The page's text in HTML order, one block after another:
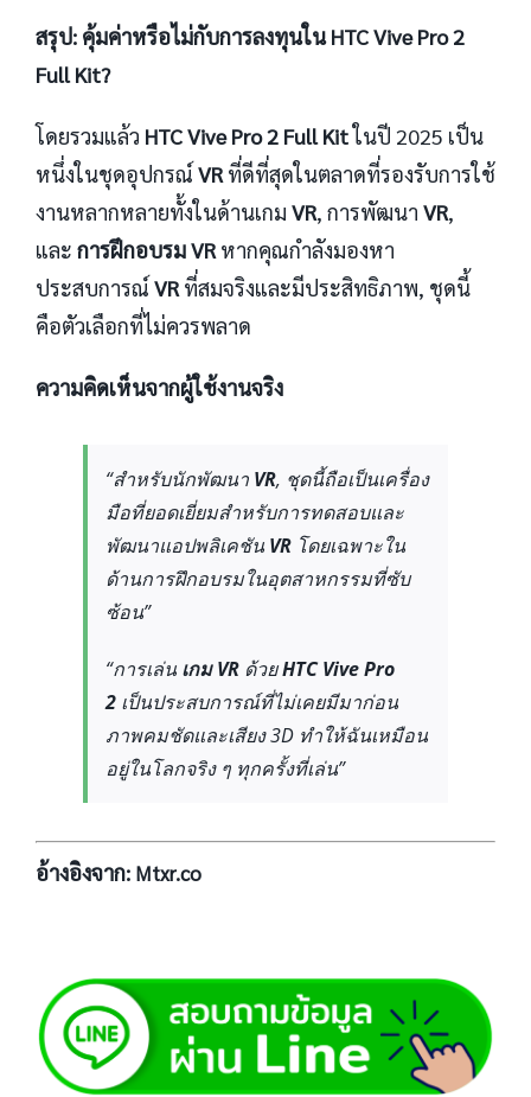
สรุป: คุ้มค่าหรือไม่กับการลงทุนใน HTC Vive Pro 2
Full Kit?
โดยรวมแล้ว HTC Vive Pro 2 Full Kitในปี 2025 เป็น
หนึ่งในชุดอุปกรณ์ VRที่ดีที่สุดในตลาดที่รองรับการใช้
งานหลากหลายทั้งในด้านเกม VR, การพัฒนา VR,
และ การฝึกอบรม VRหากคุณกำลังมองหา
ประสบการณ์ VRที่สมจริงและมีประสิทธิภาพ, ชุดนี้
คือตัวเลือกที่ไม่ควรพลาด
ความคิดเห็นจากผู้ใช้งานจริง
“สำหรับนักพัฒนา VR, ชุดนี้ถือเป็นเครื่อง
มือที่ยอดเยี่ยมสำหรับการทดสอบและ
พัฒนาแอปพลิเคชัน VRโดยเฉพาะใน
ด้านการฝึกอบรมในอุตสาหกรรมที่ซับ
ซ้อน”
“การเล่น เกม VRด้วยHTC Vive Pro
2เป็นประสบการณ์ที่ไม่เคยมีมาก่อน
ภาพคมชัดและเสียง 3D ทำให้ฉันเหมือน
อยู่ในโลกจริง ๆ ทุกครั้งที่เล่น”
อ้างอิงจาก: Mtxr.co